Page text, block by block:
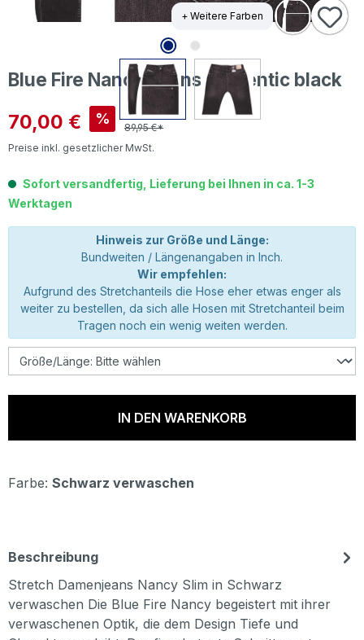
+ Weitere Farben
Blue Fire Nancy Jeans authentic black
Verkaufspreis:
70,00 € %
89,95 €*
Preise inkl. gesetzlicher MwSt.
Sofort versandfertig, Lieferung bei Ihnen in ca. 1-3
Werktagen
Hinweis zur Größe und Länge:
Bundweiten / Längenangaben in Inch.
Wir empfehlen:
Aufgrund des Stretchanteils die Hose eher etwas enger als
weiter zu bestellen, da sich alle Hosen mit Stretchanteil beim
Tragen noch ein wenig weiten werden.
IN DEN WARENKORB
Farbe: Schwarz verwaschen
Beschreibung
Stretch Damenjeans Nancy Slim in Schwarz
verwaschen Die Blue Fire Nancy begeistert mit ihrer
verwaschenen Optik, die dem Design Tiefe und